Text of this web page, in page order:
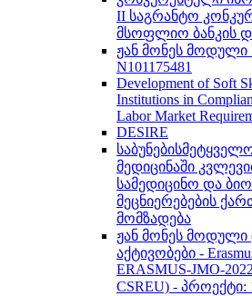
II საგრანტო
მსოფლიო ბანკის
ჟან მონეს მოდული
N101175481
Development of Soft
Institutions in
Labor Market
DESIRE
მედიცინაში
სამედიცინო და
მეცნიერებების
მომზადება
ჟან მონეს მოდული
აქტივობები -
ERASMUS-JMO-
CSREU) - პროექტი: